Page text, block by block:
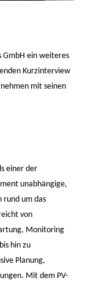
GmbH ein weiteres
Kurzinterview
mit seinen
einer der
unabhängige,
um das
von
Monitoring
hin zu
Planung,
Mit dem PV-